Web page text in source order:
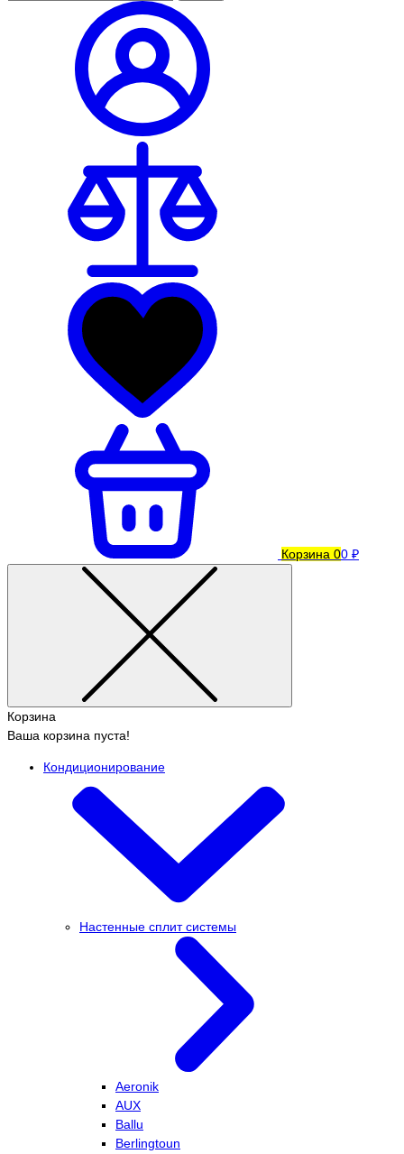
Корзина 00 ₽
Корзина
Ваша корзина пуста!
Кондиционирование
Настенные сплит системы
Aeronik
AUX
Ballu
Berlingtoun